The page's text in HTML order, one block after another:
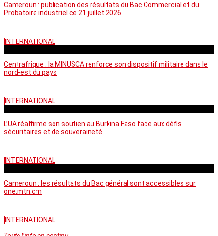
Cameroun : publication des résultats du Bac Commercial et du
Probatoire industriel ce 21 juillet 2026
INTERNATIONAL
Centrafrique : la MINUSCA renforce son dispositif militaire dans le
nord-est du pays
INTERNATIONAL
L’UA réaffirme son soutien au Burkina Faso face aux défis
sécuritaires et de souveraineté
INTERNATIONAL
Cameroun : les résultats du Bac général sont accessibles sur
one.mtn.cm
INTERNATIONAL